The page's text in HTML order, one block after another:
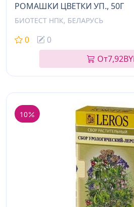
РОМАШКИ ЦВЕТКИ УП., 50Г
БИОТЕСТ НПК, БЕЛАРУСЬ
0 0
От7,92
10